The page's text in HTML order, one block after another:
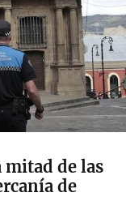
mitad de las
de